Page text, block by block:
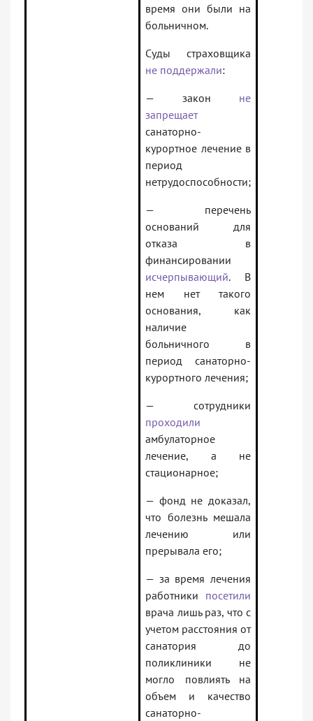
время они были на
больничном.
Суды страховщика
не поддержали:
— закон не
запрещает
санаторно-
курортное лечение в
период
нетрудоспособности;
— перечень
оснований для
отказа в
финансировании
исчерпывающий. В
нем нет такого
основания, как
наличие
больничного в
период санаторно-
курортного лечения;
— сотрудники
проходили
амбулаторное
лечение, а не
стационарное;
— фонд не доказал,
что болезнь мешала
лечению или
прерывала его;
— за время лечения
работники посетили
врача лишь раз, что с
учетом расстояния от
санатория до
поликлиники не
могло повлиять на
объем и качество
санаторно-